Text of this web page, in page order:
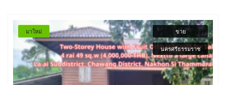
มาใหม่ ขาย
นครศรีธรรมราช